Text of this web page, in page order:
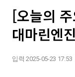
[오늘의
대마린엔
입력 2025-05-23 17:53